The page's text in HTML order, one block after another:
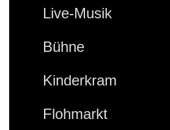
Live-Musik
Bühne
Kinderkram
Flohmarkt